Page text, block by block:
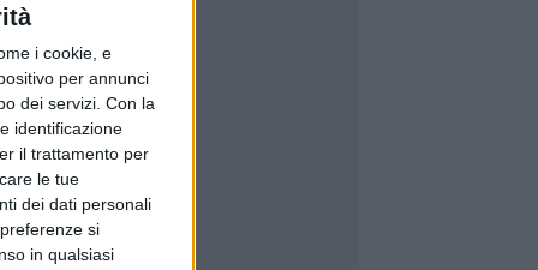
i cookie, e
per annunci
dei servizi. Con la
identificazione
il trattamento per
le tue
dei dati personali
si
in qualsiasi